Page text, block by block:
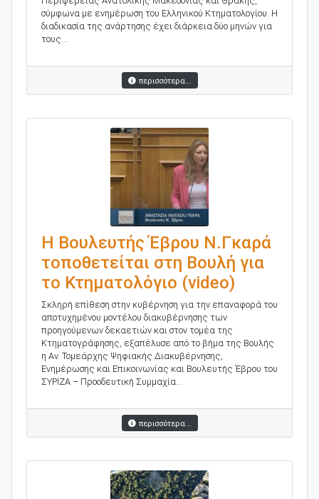
σύμφωνα με ενημέρωση του Ελληνικού Κτηματολογίου. Η
διαδικασία της ανάρτησης έχει διάρκεια δύο μηνών για
τους...
περισσότερα...
Η Βουλευτής Έβρου Ν.Γκαρά
τοποθετείται στη Βουλή για
το Κτηματολόγιο (video)
Σκληρή επίθεση στην κυβέρνηση για την επαναφορά του
αποτυχημένου μοντέλου διακυβέρνησης των
προηγούμενων δεκαετιών και στον τομέα της
Κτηματογράφησης, εξαπέλυσε από το βήμα της Βουλής
η Αν. Τομεάρχης Ψηφιακής Διακυβέρνησης,
Ενημέρωσης και Επικοινωνίας και Βουλευτής Έβρου του
ΣΥΡΙΖΑ – Προοδευτική Συμμαχία...
περισσότερα...